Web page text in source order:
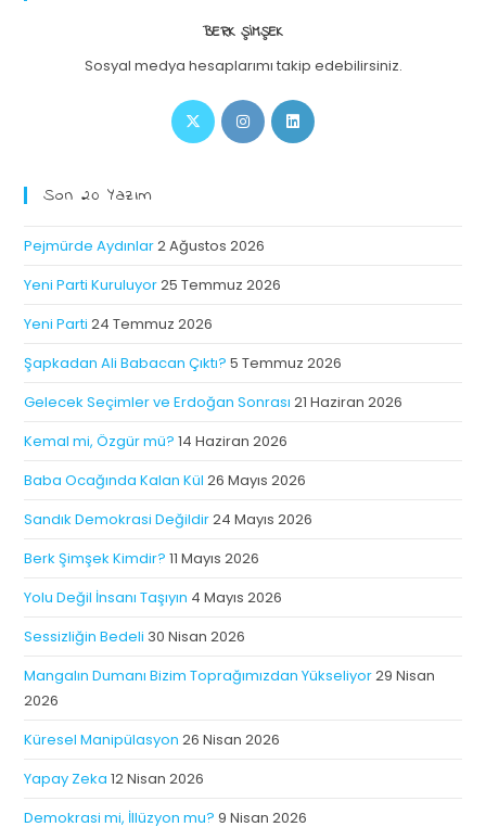
BERK ŞIMŞEK
Sosyal medya hesaplarımı takip edebilirsiniz.
Son 20 Yazım
Pejmürde Aydınlar2 Ağustos 2026
Yeni Parti Kuruluyor25 Temmuz 2026
Yeni Parti 24 Temmuz 2026
Şapkadan Ali Babacan Çıktı? 5 Temmuz 2026
Gelecek Seçimler ve Erdoğan Sonrası 21 Haziran 2026
Kemal mi, Özgür mü? 14 Haziran 2026
Baba Ocağında Kalan Kül 26 Mayıs 2026
Sandık Demokrasi Değildir24 Mayıs 2026
Berk Şimşek Kimdir? 11 Mayıs 2026
Yolu Değil İnsanı Taşıyın 4 Mayıs 2026
Sessizliğin Bedeli 30 Nisan 2026
Mangalın Dumanı Bizim Toprağımızdan Yükseliyor29 Nisan
2026
Küresel Manipülasyon 26 Nisan 2026
Yapay Zeka 12 Nisan 2026
Demokrasi mi, İllüzyon mu? 9 Nisan 2026